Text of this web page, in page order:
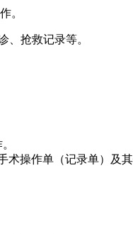
。
、抢救记录等。
术操作单（记录单）及